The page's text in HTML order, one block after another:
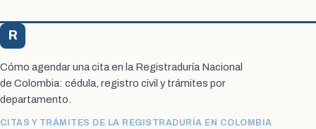
R
Cómo agendar una cita en la Registraduría Nacional
de Colombia: cédula, registro civil y trámites por
departamento.
CITAS Y TRÁMITES DE LA REGISTRADURÍA EN COLOMBIA